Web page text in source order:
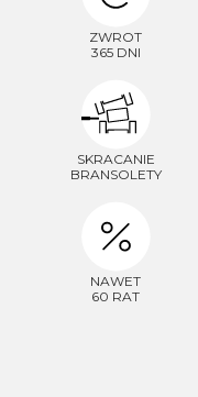
ZWROT
365 DNI
SKRACANIE
BRANSOLETY
NAWET
60 RAT